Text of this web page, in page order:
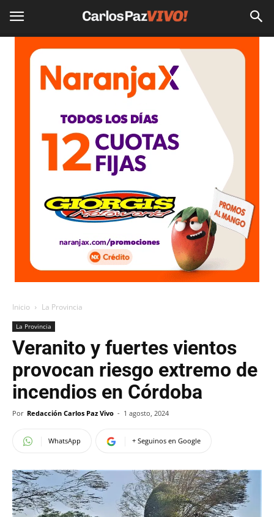
Inicio La Provincia
La Provincia
Veranito y fuertes vientos
provocan riesgo extremo de
incendios en Córdoba
Por Redacción Carlos Paz Vivo - 1 agosto, 2024
WhatsApp + Seguinos en Google